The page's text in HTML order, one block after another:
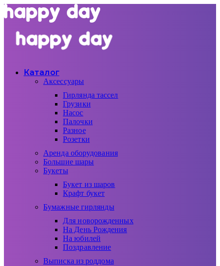
Каталог
Аксессуары
Гирлянда тассел
Грузики
Насос
Палочки
Разное
Розетки
Аренда оборудования
Большие шары
Букеты
Букет из шаров
Крафт букет
Бумажные гирлянды
Для новорожденных
На День Рождения
На юбилей
Поздравление
Выписка из роддома